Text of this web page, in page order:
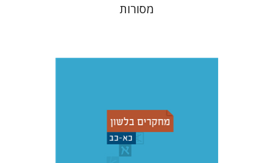
מסורות
שמואל פסברג עברי י' בוניס